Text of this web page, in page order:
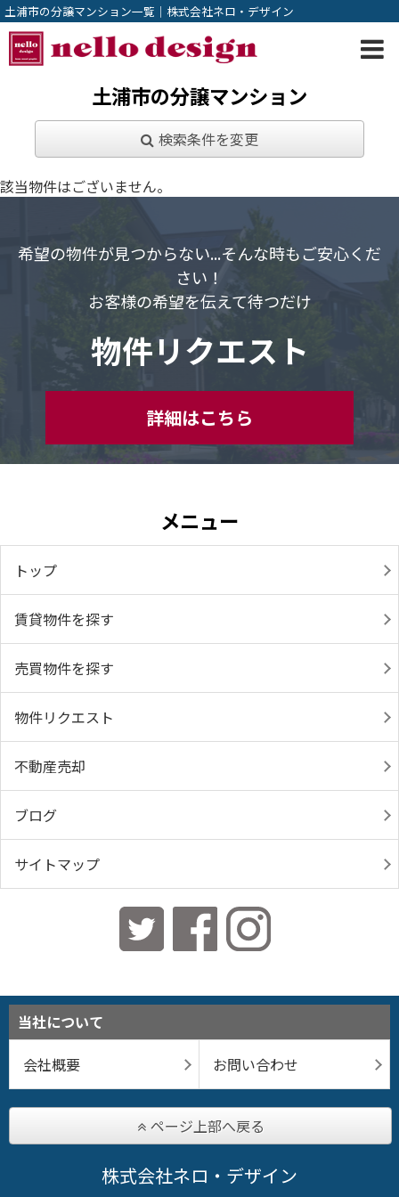
土浦市の分譲マンション一覧｜株式会社ネロ・デザイン
土浦市の分譲マンション
検索条件を変更
該当物件はございません。
希望の物件が見つからない...そんな時もご安心くだ
さい！
お客様の希望を伝えて待つだけ
物件リクエスト
詳細はこちら
メニュー
トップ
賃貸物件を探す
売買物件を探す
物件リクエスト
不動産売却
ブログ
サイトマップ
当社について
会社概要
お問い合わせ
ページ上部へ戻る
株式会社ネロ・デザイン